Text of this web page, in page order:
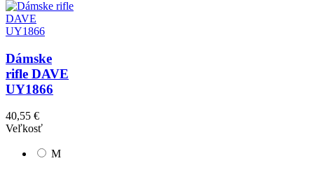
Dámske
rifle DAVE
UY1866
40,55 €
Veľkosť
M